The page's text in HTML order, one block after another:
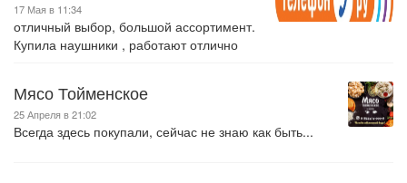
17 Мая в 11:34
отличный выбор, большой ассортимент.
Купила наушники , работают отлично
Мясо Тойменское
25 Апреля в 21:02
Всегда здесь покупали, сейчас не знаю как быть...